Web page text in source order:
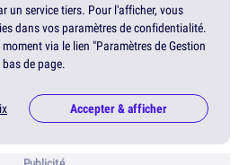
un service tiers. Pour l'afficher, vous
dans vos paramètres de confidentialité.
via le lien "Paramètres de Gestion
de page.
Accepter & afficher